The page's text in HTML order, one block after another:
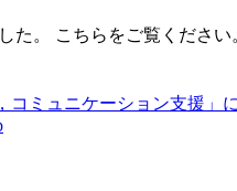
た。 こちらをご覧ください
コミュニケーション支援」